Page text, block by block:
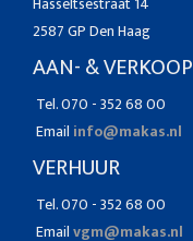
2587 GP Den Haag
AAN- & VERKOOP
Tel. 070 - 352 68 00
Email info@makas.nl
VERHUUR
Tel. 070 - 352 68 00
Emailvgm@makas.nl